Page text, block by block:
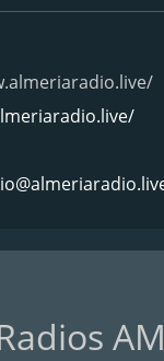
AM